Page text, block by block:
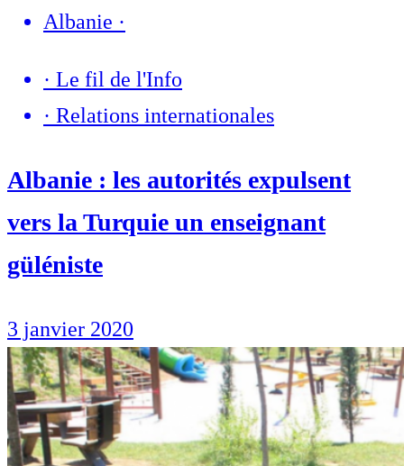
Albanie ·
· Le fil de l'Info
· Relations internationales
Albanie : les autorités expulsent
vers la Turquie un enseignant
güléniste
3 janvier 2020